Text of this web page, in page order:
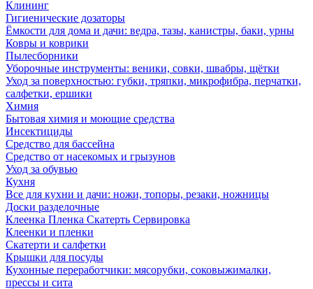
Клининг
Гигиенические дозаторы
Ёмкости для дома и дачи: ведра, тазы, канистры, баки, урны
Ковры и коврики
Пылесборники
Уборочные инструменты: веники, совки, швабры, щётки
Уход за поверхностью: губки, тряпки, микрофибра, перчатки,
салфетки, ершики
Химия
Бытовая химия и моющие средства
Инсектициды
Средство для бассейна
Средство от насекомых и грызунов
Уход за обувью
Кухня
Все для кухни и дачи: ножи, топоры, резаки, ножницы
Доски разделочные
Клеенка Пленка Скатерть Сервировка
Клеенки и пленки
Скатерти и салфетки
Крышки для посуды
Кухонные переработчики: мясорубки, соковыжималки,
прессы и сита